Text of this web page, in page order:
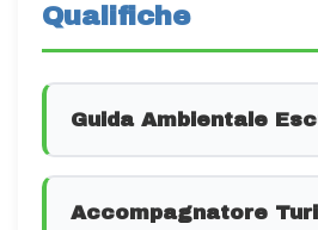
Qualifiche
Guida Ambientale
Accompagnatore